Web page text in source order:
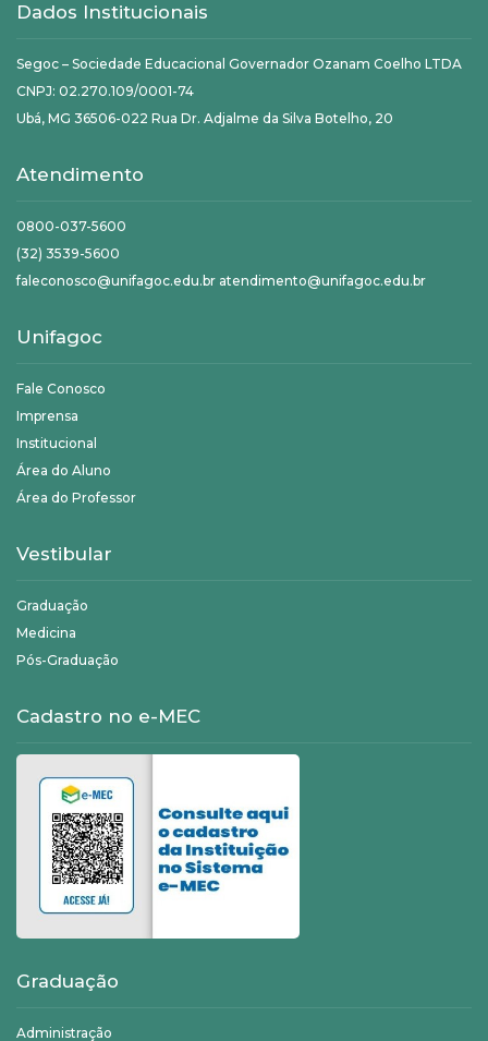
Dados Institucionais
Segoc – Sociedade Educacional Governador Ozanam Coelho LTDA
CNPJ: 02.270.109/0001-74
Ubá, MG 36506-022 Rua Dr. Adjalme da Silva Botelho, 20
Atendimento
0800-037-5600
(32) 3539-5600
faleconosco@unifagoc.edu.br atendimento@unifagoc.edu.br
Unifagoc
Fale Conosco
Imprensa
Institucional
Área do Aluno
Área do Professor
Vestibular
Graduação
Medicina
Pós-Graduação
Cadastro no e-MEC
Graduação
Administração